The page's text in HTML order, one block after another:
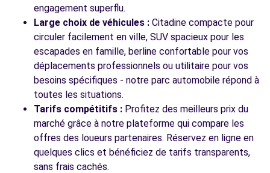
Voir toutes les agences
engagement superflu.
Large choix de véhicules : Citadine compacte pour
circuler facilement en ville, SUV spacieux pour les
escapades en famille, berline confortable pour vos
déplacements professionnels ou utilitaire pour vos
besoins spécifiques - notre parc automobile répond à
toutes les situations.
Tarifs compétitifs : Profitez des meilleurs prix du
marché grâce à notre plateforme qui compare les
offres des loueurs partenaires. Réservez en ligne en
quelques clics et bénéficiez de tarifs transparents,
sans frais cachés.